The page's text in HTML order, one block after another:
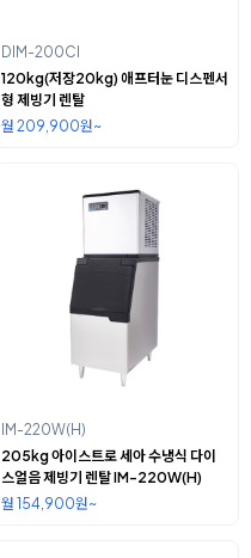
DIM-200CI
120kg(저장20kg) 애프터눈 디스펜서
형 제빙기 렌탈
월 209,900원~
IM-220W(H)
205kg 아이스트로 세아 수냉식 다이
스얼음 제빙기 렌탈 IM-220W(H)
월 154,900원~